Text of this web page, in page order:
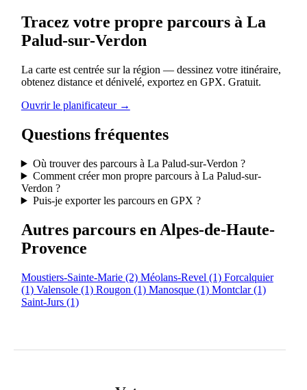
Tracez votre propre parcours à La
Palud-sur-Verdon
La carte est centrée sur la région — dessinez votre itinéraire,
obtenez distance et dénivelé, exportez en GPX. Gratuit.
Ouvrir le planificateur →
Questions fréquentes
Où trouver des parcours à La Palud-sur-Verdon ?
Comment créer mon propre parcours à La Palud-sur-
Verdon ?
Puis-je exporter les parcours en GPX ?
Autres parcours en Alpes-de-Haute-
Provence
Moustiers-Sainte-Marie (2) Méolans-Revel (1) Forcalquier
(1) Valensole (1) Rougon (1) Manosque (1) Montclar(1)
Saint-Jurs (1)